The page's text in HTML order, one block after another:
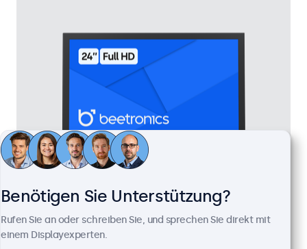
24 Zoll Monitor Metall
Artikelnummer:24HD7M
100+ Stück auf Lager
Benötigen Sie Unterstützung?
Rufen Sie an oder schreiben Sie, und sprechen Sie direkt mit
einem Displayexperten.